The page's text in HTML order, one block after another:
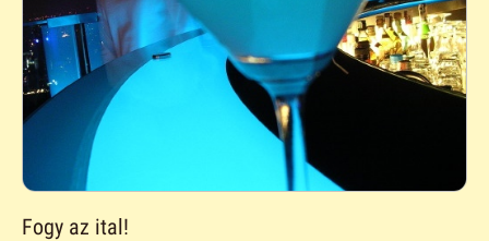
Fogy az ital!